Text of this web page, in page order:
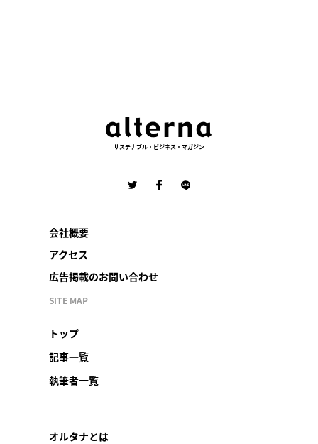
サステナブル・ビジネス・マガジン
会社概要
アクセス
広告掲載のお問い合わせ
SITE MAP
トップ
記事一覧
執筆者一覧
オルタナとは